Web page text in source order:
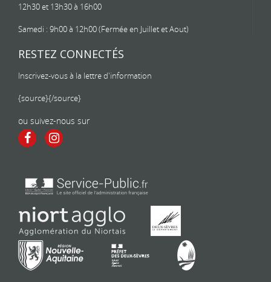
12h30 et 13h30 à 16h00
Samedi : 9h00 à 12h00 (Fermée en Juillet et Aout)
RESTEZ CONNECTÉS
Inscrivez-vous à la lettre d'information
{source}{/source}
ou suivez-nous sur